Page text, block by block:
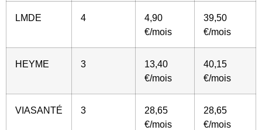
LMDE 4
4,90
€/mois
39,50
€/mois
HEYME 3
13,40
€/mois
40,15
€/mois
VIASANTÉ 3
28,65
€/mois
28,65
€/mois